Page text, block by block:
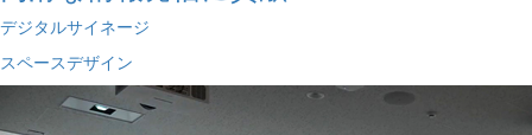
デジタルサイネージ
スペースデザイン